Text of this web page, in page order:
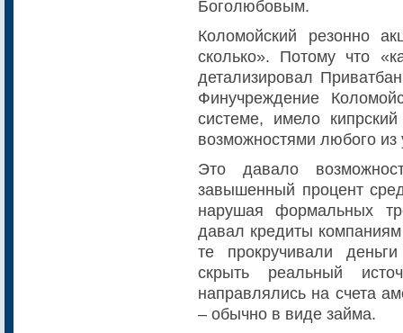
Боголюбовым.
Коломойский резонно
сколько». Потому что
детализировал
Финучреждение
системе, имело
возможностями любого
Это давало
завышенный процент
нарушая формальных
давал кредиты
те прокручивали
скрыть реальный
направлялись на счета
– обычно в виде займа.